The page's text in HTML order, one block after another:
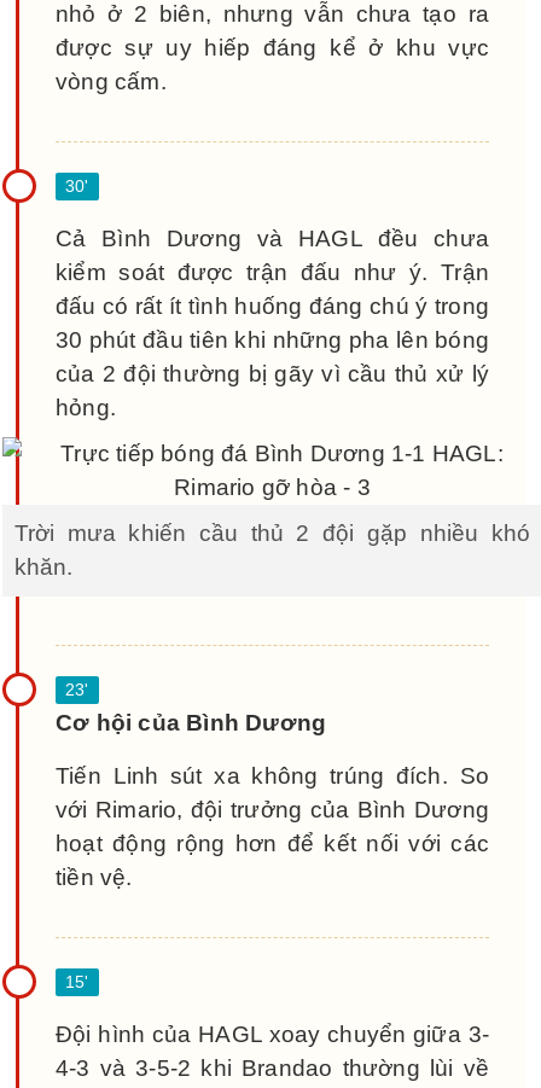
nhỏ ở 2 biên, nhưng vẫn chưa tạo ra
được sự uy hiếp đáng kể ở khu vực
vòng cấm.
Cả Bình Dương và HAGL đều chưa
kiểm soát được trận đấu như ý. Trận
đấu có rất ít tình huống đáng chú ý trong
30 phút đầu tiên khi những pha lên bóng
của 2 đội thường bị gãy vì cầu thủ xử lý
hỏng.
Trời mưa khiến cầu thủ 2 đội gặp nhiều khó
khăn.
Cơ hội của Bình Dương
Tiến Linh sút xa không trúng đích. So
với Rimario, đội trưởng của Bình Dương
hoạt động rộng hơn để kết nối với các
tiền vệ.
Đội hình của HAGL xoay chuyển giữa 3-
4-3 và 3-5-2 khi Brandao thường lùi về